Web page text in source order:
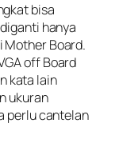
bisa
hanya
Mother Board.
off Board
kata lain
ukuran
perlu cantelan